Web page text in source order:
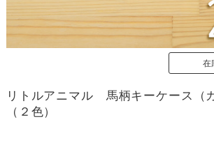
在
リトルアニマル 馬柄キーケース（
（２色）